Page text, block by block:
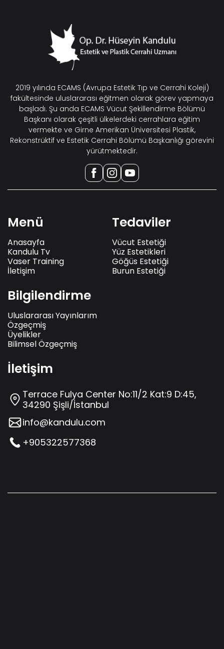
2019 yılında ECAMS (Avrupa Estetik Tıp ve Cerrahi Koleji)
fakültesinde uluslararası eğitmen olarak görev yapmaya
başladı. Şu anda ECAMS Vücut Şekillendirme Bölümü
Başkanı olarak çeşitli ülkelerdeki cerrahlara eğitim
vermekte ve Girne Amerikan Üniversitesi Plastik,
Rekonstrüktif ve Estetik Cerrahi Bölümü Başkanlığı görevini
yürütmektedir.
Menü
Anasayfa
Kandulu Tv
Vaser Training
İletişim
Tedaviler
Vücut Estetiği
Yüz Estetikleri
Göğüs Estetiği
Burun Estetiği
Bilgilendirme
Uluslararası Yayınlarım
Özgeçmiş
Üyelikler
Bilimsel Özgeçmiş
İletişim
Terrace Fulya Center No:11/2 Kat:9 D:45,
34290 Şişli/İstanbul
info@kandulu.com
+905322577368